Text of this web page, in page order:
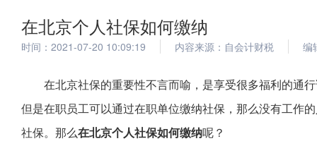
在北京个人社保如何缴纳
时间：2021-07-20 10:09:19 内容来源：自会计财税 编
在北京社保的重要性不言而喻，是享受很多福利的通
但是在职员工可以通过在职单位缴纳社保，那么没有工作
社保。那么在北京个人社保如何缴纳呢？